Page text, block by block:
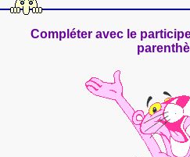
Compléter avec le